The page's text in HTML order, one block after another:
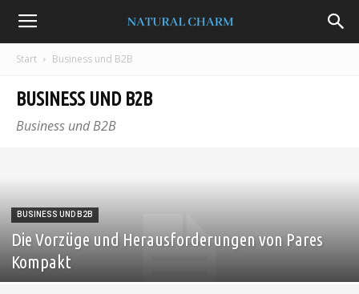
Natural
Start Business und B2B
BUSINESS UND B2B
Business und B2B
BUSINESS UND B2B
Die Vorzüge und Herausforderungen von Pares
Kompakt